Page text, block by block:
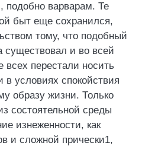
подобно варварам. Те
быт еще сохранился,
тому, что подобный
существовал и во всей
перестали носить
условиях спокойствия
образу жизни. Только
состоятельной среды
изнеженности, как
и сложной прически1,